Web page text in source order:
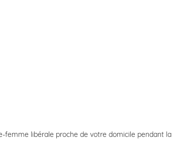
femme libérale proche de votre domicile pendant la